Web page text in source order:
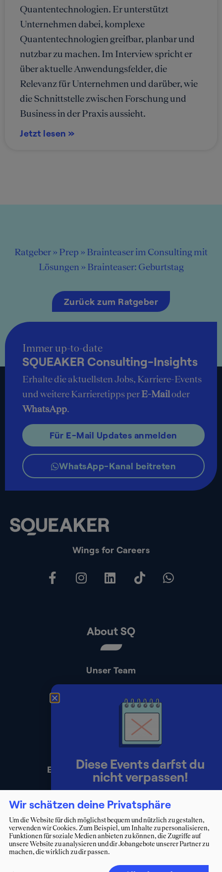
Quantentechnologien. Er unterstützt
Unternehmen dabei, komplexe
Quantentechnologien greifbar, planbar und
nutzbar zu machen. Im Interview spricht er
über aktuelle Anwendungsfelder, die
Relevanz für Unternehmen und darüber, wie
die Schnittstelle zwischen Forschung und
Business in der Praxis aussieht.
Jetzt lesen »
Ratgeber» Prep » Brainteaser im Consulting mit
Lösungen » Brainteaser: Geburtstag
Zurück zum Ratgeber
Wings for Careers
About SQ
Unser Team
Presse
Impressum
Datenschutz
Erklärung zur Barrierefreiheit
Immer up-to-date
SQUEAKER Consulting-Insights
Erhalte die aktuellsten Jobs, Karriere-Events
und weitere Karrieretipps perE-Mailoder
WhatsApp.
Für E-Mail Updates anmelden
WhatsApp-Kanal beitreten
Wir schätzen deine Privatsphäre
Um die Website für dich möglichst bequem und nützlich zu gestalten,
verwenden wir Cookies. Zum Beispiel, um Inhalte zu personalisieren,
Funktionen für soziale Medien anbieten zu können, die Zugriffe auf
unsere Website zu analysieren und dir Jobangebote unserer Partner zu
machen, die wirklich zu dir passen.
Diese Events darfst du
nicht verpassen!
Lerne Berater:innen persönlich
kennen und starte deinen Weg ins
Consulting.
Zum Eventkalender